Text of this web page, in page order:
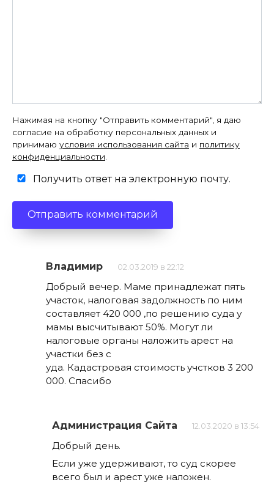
Нажимая на кнопку "Отправить комментарий", я даю
согласие на обработку персональных данных и
принимаю условия использования сайта и политику
конфиденциальности
Получить ответ на электронную почту.
Владимир 02.03.2019 в 22:12
Добрый вечер. Маме принадлежат пять
участок, налоговая задолжность по ним
составляет 420 000 ,по решению суда у
мамы высчитывают 50%. Могут ли
налоговые органы наложить арест на
участки без с
уда. Кадастровая стоимость учстков 3 200
000. Спасибо
Администрация Сайта 12.03.2020 в 13:54
Добрый день.
Если уже удерживают, то суд скорее
всего был и арест уже наложен.